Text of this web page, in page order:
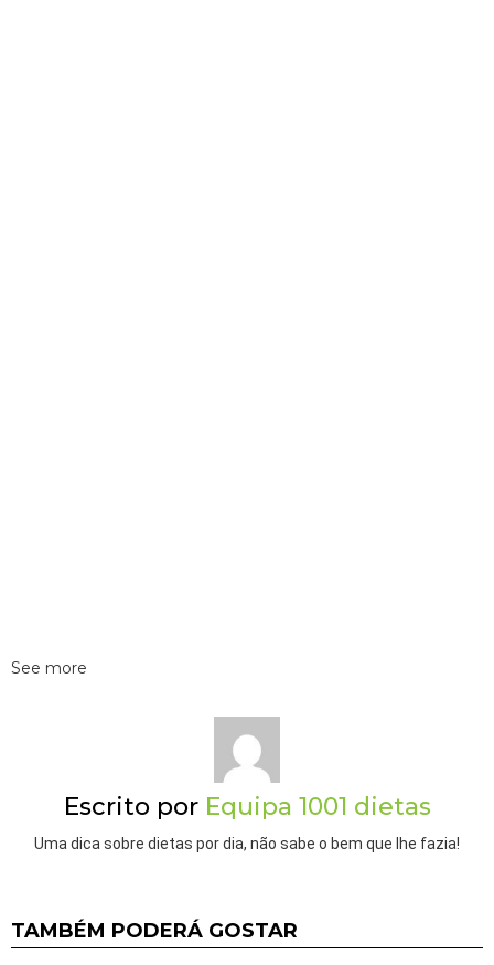
See more
Escrito por Equipa 1001 dietas
Uma dica sobre dietas por dia, não sabe o bem que lhe fazia!
TAMBÉM PODERÁ GOSTAR